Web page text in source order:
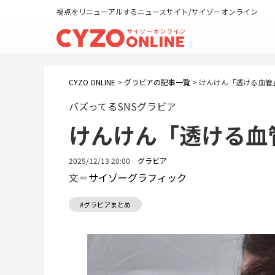
視点をリニューアルするニュースサイト/サイゾーオンライン
CYZO ONLINE > グラビアの記事一覧 > けんけん「透ける血管
バズってるSNSグラビア
けんけん「透ける血
2025/12/13 20:00 グラビア
文＝サイゾーグラフィック
#グラビアまとめ